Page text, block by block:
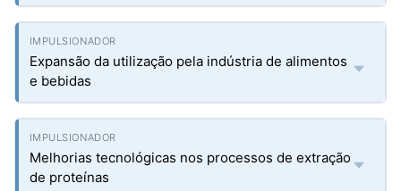
Expansão da utilização pela indústria de alimentos
e bebidas
Melhorias tecnológicas nos processos de extração
de proteínas